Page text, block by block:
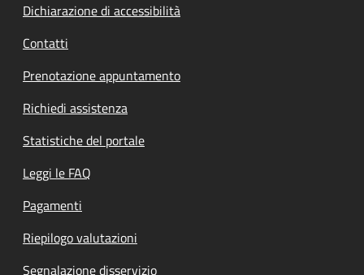
Dichiarazione di accessibilità
Contatti
Prenotazione appuntamento
Richiedi assistenza
Statistiche del portale
Leggi le FAQ
Pagamenti
Riepilogo valutazioni
Segnalazione disservizio